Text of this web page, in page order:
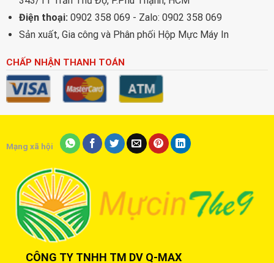
Điện thoại: 0902 358 069 - Zalo: 0902 358 069
Sản xuất, Gia công và Phân phối Hộp Mực Máy In
CHẤP NHẬN THANH TOÁN
Mạng xã hội
CÔNG TY TNHH TM DV Q-MAX